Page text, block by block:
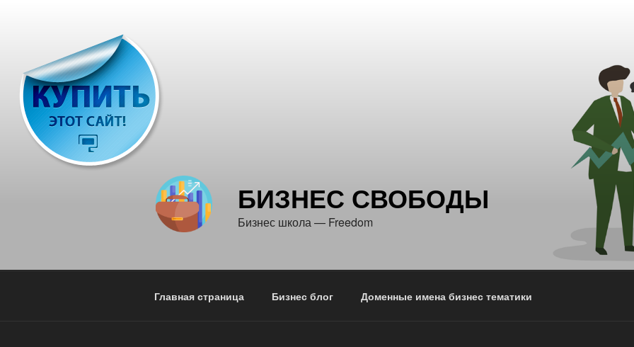
БИЗНЕС СВОБОДЫ
Бизнес школа — Freedom
Главная страница Бизнес блог Доменные имена бизнес тематики